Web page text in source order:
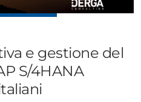
e gestione del
S/4HANA